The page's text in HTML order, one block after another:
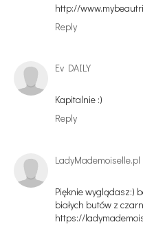
http://
Reply
Ev DAILY
Kapitalnie :)
Reply
LadyMademoiselle.pl
Pięknie wyglądasz:)
białych butów z
https://